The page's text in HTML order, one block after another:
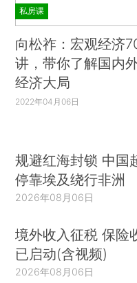
私房课
向松祚：宏观经济
讲，带你了解国内
经济大局
2022年04月06日
规避红海封锁 中国
停靠埃及绕行非洲
2026年08月06日
境外收入征税 保险
已启动(含视频)
2026年08月06日